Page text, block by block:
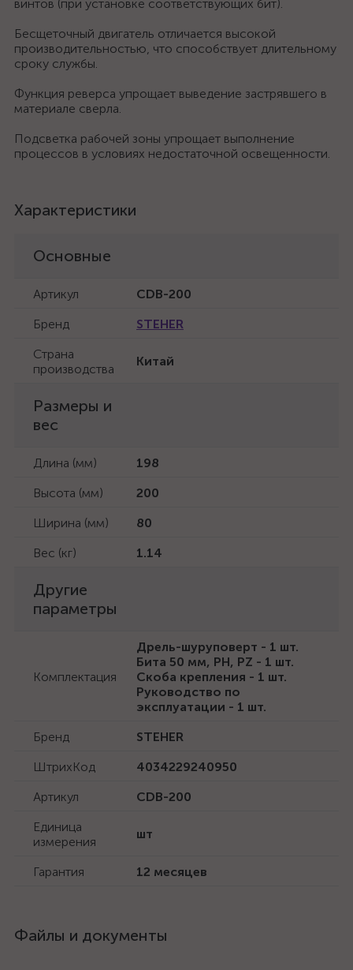
винтов (при установке соответствующих бит).
Бесщеточный двигатель отличается высокой
производительностью, что способствует длительному
сроку службы.
Функция реверса упрощает выведение застрявшего в
материале сверла.
Подсветка рабочей зоны упрощает выполнение
процессов в условиях недостаточной освещенности.
Характеристики
Основные
Артикул
CDB-200
Бренд
STEHER
Страна
производства
Китай
Размеры и
вес
Длина (мм)
198
Высота (мм)
200
Ширина (мм)
80
Вес (кг)
1.14
Другие
параметры
Комплектация
Дрель-шуруповерт - 1 шт.
Бита 50 мм, PH, PZ - 1 шт.
Скоба крепления - 1 шт.
Руководство по
эксплуатации - 1 шт.
Бренд
STEHER
ШтрихКод
4034229240950
Артикул
CDB-200
Единица
измерения
шт
Гарантия 12 месяцев
Файлы и документы